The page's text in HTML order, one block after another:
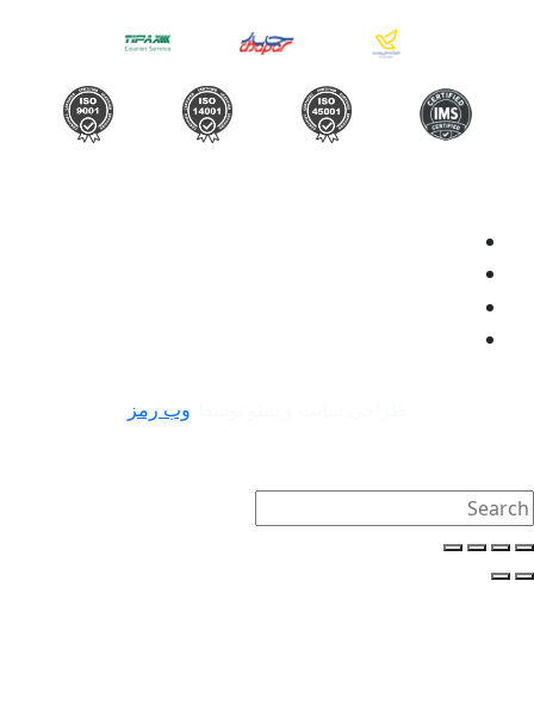
وب رمز